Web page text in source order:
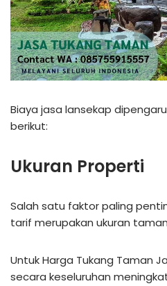
Biaya jasa lansekap
berikut:
Ukuran Properti
Salah satu faktor paling
tarif merupakan ukuran
Untuk Harga Tukang Taman
secara keseluruhan